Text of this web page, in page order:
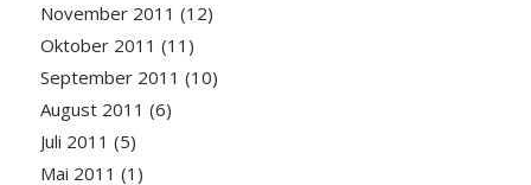
November 2011 (12)
Oktober 2011 (11)
September 2011 (10)
August 2011 (6)
Juli 2011 (5)
Mai 2011 (1)